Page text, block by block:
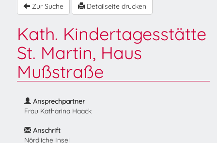
Zur Suche Detailseite drucken
Kath. Kindertagesstätte
St. Martin, Haus
Mußstraße
Ansprechpartner
Frau Katharina Haack
Anschrift
Nördliche Insel